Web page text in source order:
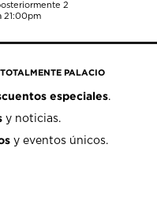
2
21:00pm
PALACIO
especiales.
y noticias.
y eventos únicos.